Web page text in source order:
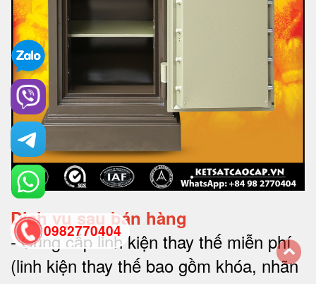
Dịch vụ sau bán hàng
-Cung cấp linh kiện thay thế miễn phí
(linh kiện thay thế bao gồm khóa, nhãn
0982770404
back